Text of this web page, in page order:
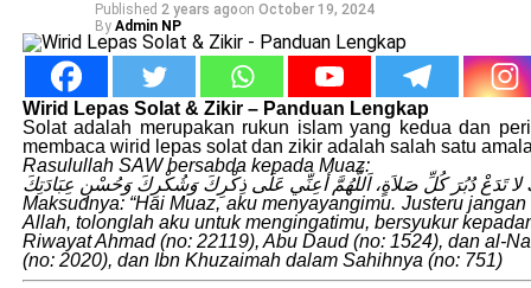
Published 2 years agoon October 19, 2024
By Admin NP
Wirid Lepas Solat & Zikir – Panduan Lengkap
Solat adalah merupakan rukun islam yang kedua dan
membaca wirid lepas solat dan zikir adalah salah satu
Rasulullah SAW bersabda kepada Muaz:
لا تَدَعْ دُبُرَ كُلِّ صَلاَةٍ، اَللَّهُمَّ أعِنِّي عَلَى ذِكْرِكَ وَشُكْرِكَ وَحُسْنِ عِبَادَتِكَ
Maksudnya: “Hai Muaz, aku menyayangimu. Justeru
Allah, tolonglah aku untuk mengingatimu, bersyukur
Riwayat Ahmad (no: 22119), Abu Daud (no: 1524), dan al-
(no: 2020), dan Ibn Khuzaimah dalam Sahihnya (no: 751)